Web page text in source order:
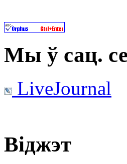
Мы ў сац.
LiveJournal
Віджэт